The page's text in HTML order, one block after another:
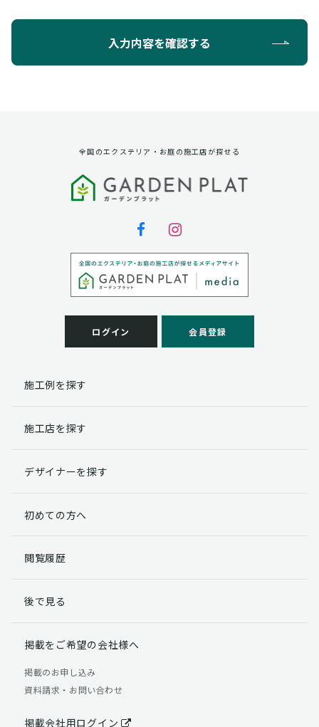
ように定め、保護に努めております。
第三者への提供
弊社は法律で定められている場合を除いて、お客様の個
個人情報の取扱い業務の委託
弊社は事業運営上、お客様により良いサービスを提供す
るために業務の一部を外部に委託しており、業務委託先
客様には、貴殿の個人情報の利用目的の通知、開示、訂
理・機密保持などによりお客様の個人情報の漏洩防止に
個人情報提出の任意性
す。
らかじめご了承ください。
個人情報の開示請求について
る権利があります。
「個人情報の取り扱いについて」
【お問合せ先】 個人情報問合せ窓口
TEL：03-5411-7891（平日9:00 ～ 18:00）
入力内容を確認する
全国のエクステリア・お庭の施工店が探せる
ログイン 会員登録
施工例を探す
施工店を探す
デザイナーを探す
初めての方へ
閲覧履歴
後で見る
掲載をご希望の会社様へ
掲載のお申し込み
資料請求・お問い合わせ
掲載会社用ログイン